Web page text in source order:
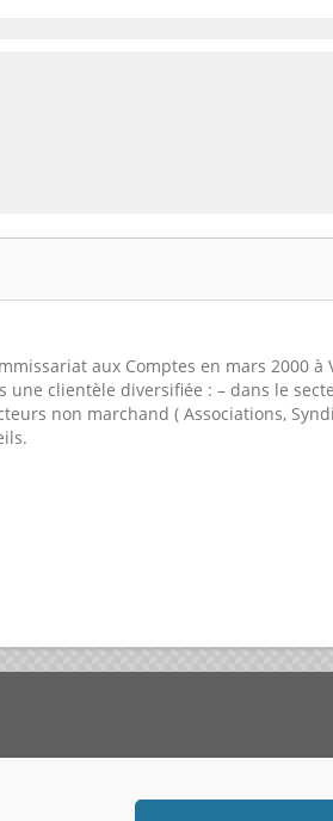
aux Comptes en mars 2000
clientèle diversifiée : – dans le
non marchand ( Associations,